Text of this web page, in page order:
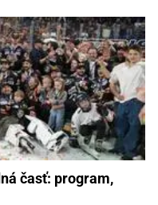
časť: program,